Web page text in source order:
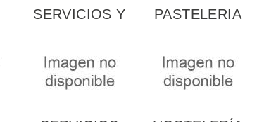
SERVICIOS Y
PASTELERIA